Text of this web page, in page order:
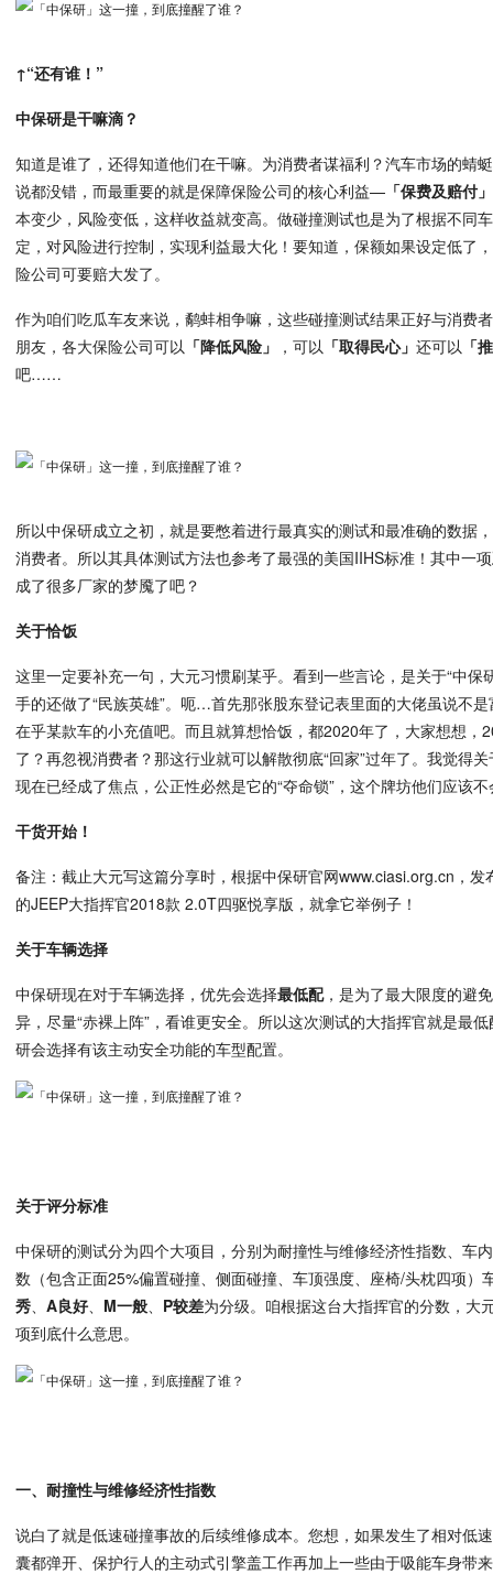
↑“还有谁！”
中保研是干嘛滴？
知道是谁了，还得知道他们在干嘛。为消费者谋福利？汽车市场的蜻
说都没错，而最重要的就是保障保险公司的核心利益— 「保费及赔付」
本变少，风险变低，这样收益就变高。做碰撞测试也是为了根据不同
定，对风险进行控制，实现利益最大化！要知道，保额如果设定低了
险公司可要赔大发了。
作为咱们吃瓜车友来说，鹬蚌相争嘛，这些碰撞测试结果正好与消费
朋友，各大保险公司可以 「降低风险」 ，可以 「取得民心」还可以 「
吧……
所以中保研成立之初，就是要憋着进行最真实的测试和最准确的数据
消费者。所以其具体测试方法也参考了最强的美国IIHS标准！其中一项
成了很多厂家的梦魇了吧？
关于恰饭
这里一定要补充一句，大元习惯刷某乎。看到一些言论，是关于“中保
手的还做了“民族英雄”。呃…首先那张股东登记表里面的大佬虽说不
在乎某款车的小充值吧。而且就算想恰饭，都2020年了，大家想想，
了？再忽视消费者？那这行业就可以解散彻底“回家”过年了。我觉得
现在已经成了焦点，公正性必然是它的“夺命锁”，这个牌坊他们应该
干货开始！
备注：截止大元写这篇分享时，根据中保研官网www.ciasi.org.cn，
的JEEP大指挥官2018款 2.0T四驱悦享版，就拿它举例子！
关于车辆选择
中保研现在对于车辆选择，优先会选择最低配，是为了最大限度的避
异，尽量“赤裸上阵”，看谁更安全。所以这次测试的大指挥官就是最
研会选择有该主动安全功能的车型配置。
关于评分标准
中保研的测试分为四个大项目，分别为耐撞性与维修经济性指数、车
数（包含正面25%偏置碰撞、侧面碰撞、车顶强度、座椅/头枕四项）
秀、A良好、 M一般、 P较差为分级。咱根据这台大指挥官的分数，大
项到底什么意思。
一、耐撞性与维修经济性指数
说白了就是低速碰撞事故的后续维修成本。您想，如果发生了相对低
囊都弹开、保护行人的主动式引擎盖工作再加上一些由于吸能车身带